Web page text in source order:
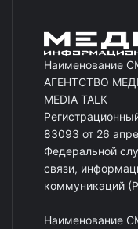
АГЕНТСТВО
MEDIA TALK
83093 от 26
Федеральной
связи,
коммуникаций
Наименование